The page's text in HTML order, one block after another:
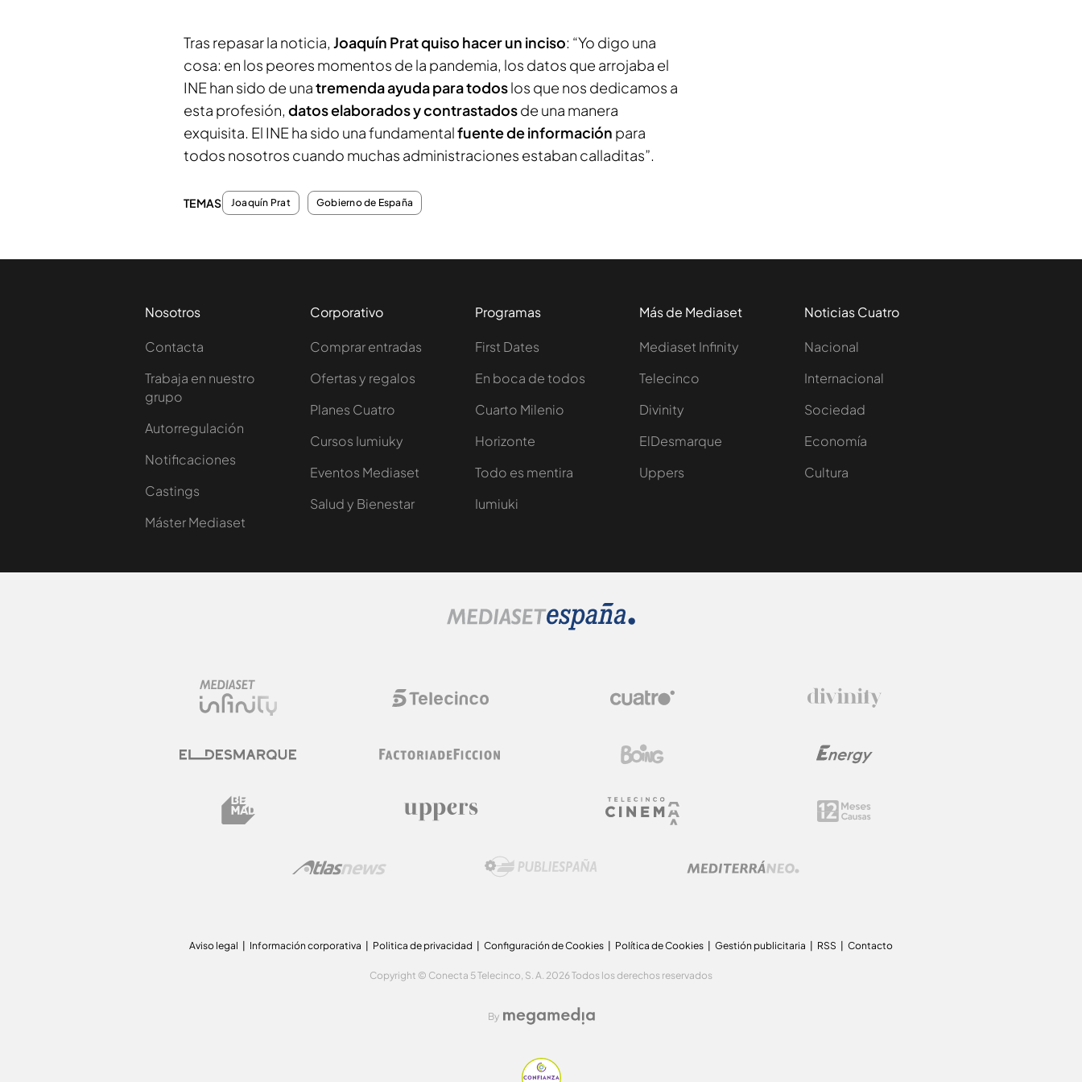
Tras repasar la noticia, Joaquín Prat quiso hacer un inciso: “Yo digo una
cosa: en los peores momentos de la pandemia, los datos que arrojaba el
INE han sido de unatremenda ayuda para todoslos que nos dedicamos a
esta profesión, datos elaborados y contrastadosde una manera
exquisita. El INE ha sido una fundamentalfuente de información para
todos nosotros cuando muchas administraciones estaban calladitas”.
TEMAS Joaquín Prat Gobierno de España
Nosotros
Contacta
Trabaja en nuestro
grupo
Autorregulación
Notificaciones
Castings
Máster Mediaset
Corporativo
Comprar entradas
Ofertas y regalos
Planes Cuatro
Cursos Iumiuky
Eventos Mediaset
Salud y Bienestar
Programas
First Dates
En boca de todos
Cuarto Milenio
Horizonte
Todo es mentira
Iumiuki
Más de Mediaset
Mediaset Infinity
Telecinco
Divinity
ElDesmarque
Uppers
Noticias Cuatro
Nacional
Internacional
Sociedad
Economía
Cultura
Aviso legal Información corporativa Politica de privacidad Configuración de Cookies Política de Cookies Gestión publicitaria RSS Contacto
Copyright © Conecta 5 Telecinco, S. A. 2026 Todos los derechos reservados
By